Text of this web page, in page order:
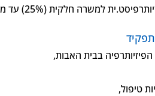
חלקית (25%) עד מלאה בבית אבות סיעודי ושיקומי בגוש דן.
בבית האבות,
טיפול,